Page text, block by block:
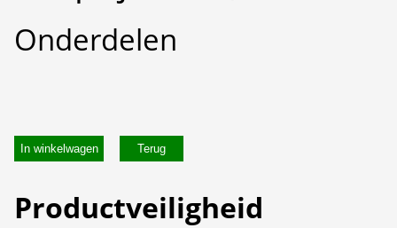
Onderdelen
In winkelwagen
Productveiligheid